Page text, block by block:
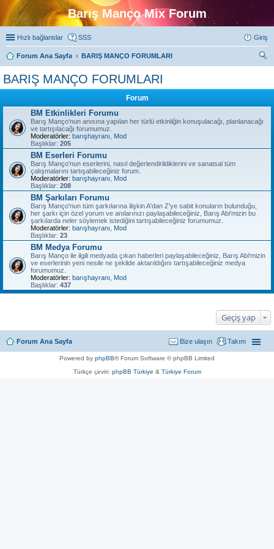
Barış Manço Mix Forum
Hızlı bağlantılar SSS Giriş
Forum Ana Sayfa
BARIŞ MANÇO FORUMLARI
BARIŞ MANÇO FORUMLARI
Forum
BM Etkinlikleri Forumu
Barış Manço'nun anısına yapılan her türlü etkinliğin konuşulacağı, planlanacağı
ve tartışılacağı forumumuz.
Moderatörler: barışhayranı
Mod
Başlıklar: 205
BM Eserleri Forumu
Barış Manço'nun eserlerini, nasıl değerlendirildiklerini ve sanatsal tüm
çalışmalarını tartışabileceğiniz forum.
Moderatörler: barışhayranı
Mod
Başlıklar: 208
BM Şarkıları Forumu
Barış Manço'nun tüm şarkılarına ilişkin A'dan Z'ye sabit konuların bulunduğu,
her şarkı için özel yorum ve anılarınızı paylaşabileceğiniz, Barış Abi'mizin bu
şarkılarda neler söylemek istediğini tartışabileceğiniz forumumuz.
Moderatörler: barışhayranı
Mod
Başlıklar: 23
BM Medya Forumu
Barış Manço ile ilgili medyada çıkan haberleri paylaşabileceğiniz, Barış Abi'mizin
ve eserlerinin yeni nesile ne şekilde aktarıldığını tartışabileceğiniz medya
forumumuz.
Moderatörler: barışhayranı
Mod
Başlıklar: 437
Geçiş yap
Forum Ana Sayfa Takım
Bize ulaşın
Powered by phpBB® Forum Software © phpBB Limited
Türkçe çeviri: phpBB Türkiye & Türkiye Forum